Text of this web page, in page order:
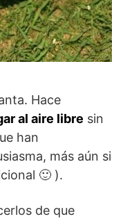
Hace
al aire libre sin
han
más aún si
🙂 ).
de que